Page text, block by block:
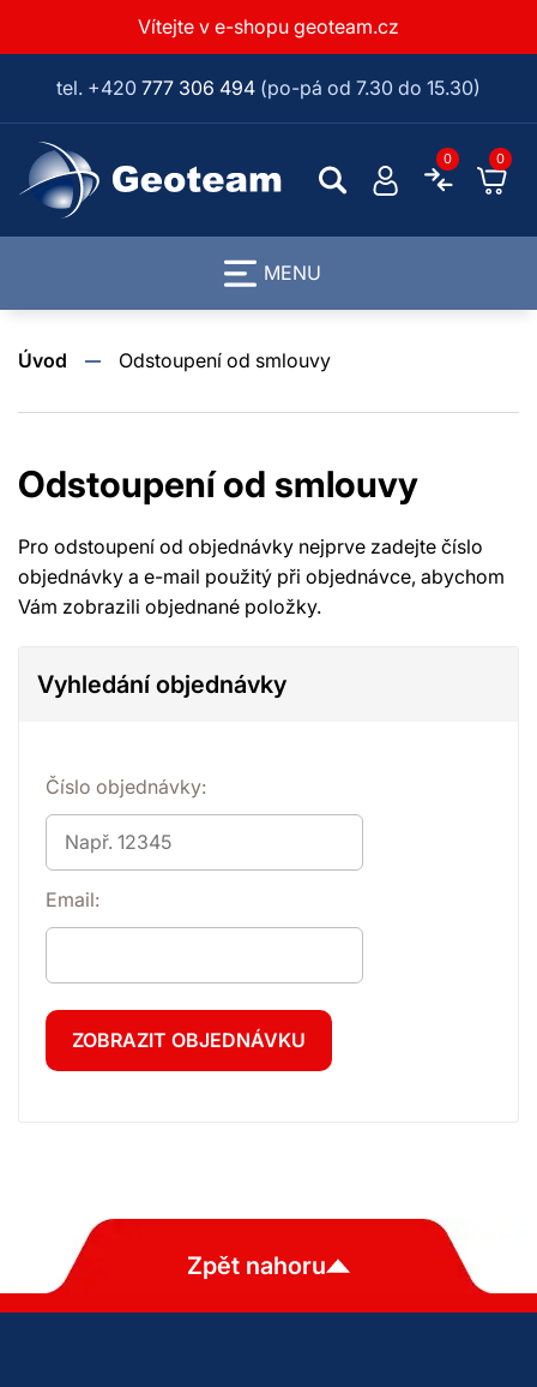
Vítejte v e-shopu geoteam.cz
tel. +420 777 306 494 (po-pá od 7.30 do 15.30)
0 0
MENU
Úvod Odstoupení od smlouvy
Odstoupení od smlouvy
Pro odstoupení od objednávky nejprve zadejte číslo
objednávky a e-mail použitý při objednávce, abychom
Vám zobrazili objednané položky.
Vyhledání objednávky
Číslo objednávky:
Email:
Zpět nahoru